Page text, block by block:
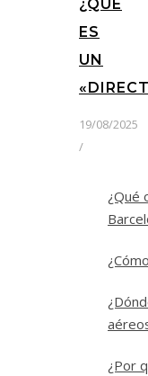
¿QUÉ
ES
UN
19/08/2025
/
¿Qué
¿Por